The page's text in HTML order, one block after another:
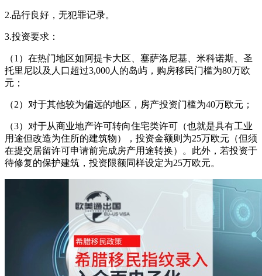
2.品行良好，无犯罪记录。
3.投资要求：
（1）在热门地区如阿提卡大区、塞萨洛尼基、米科诺斯、圣
托里尼以及人口超过3,000人的岛屿，购房移民门槛为80万欧
元；
（2）对于其他较为偏远的地区，房产投资门槛为40万欧元；
（3）对于从商业地产许可转向住宅类许可（也就是具有工业
用途但改造为住所的建筑物），投资金额则为25万欧元（但须
在提交居留许可申请前完成房产用途转换）。此外，若投资于
待修复的保护建筑，投资限额同样设定为25万欧元。